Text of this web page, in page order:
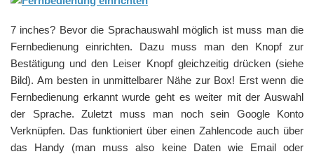
7 inches? Bevor die Sprachauswahl möglich ist muss man die
Fernbedienung einrichten. Dazu muss man den Knopf zur
Bestätigung und den Leiser Knopf gleichzeitig drücken (siehe
Bild). Am besten in unmittelbarer Nähe zur Box! Erst wenn die
Fernbedienung erkannt wurde geht es weiter mit der Auswahl
der Sprache. Zuletzt muss man noch sein Google Konto
Verknüpfen. Das funktioniert über einen Zahlencode auch über
das Handy (man muss also keine Daten wie Email oder